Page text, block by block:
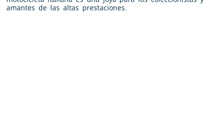
amantes de las altas prestaciones.